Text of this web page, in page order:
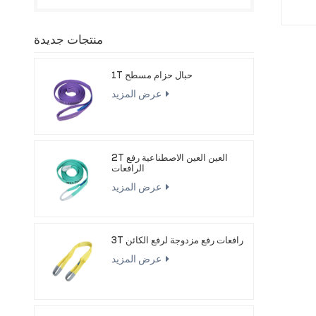
منتجات جديدة
1T حبال حزام مسطح
2T العين العين الاصطناعية رفع
الرافعات
3T رافعات رفع مزدوجة لرفع الكائن